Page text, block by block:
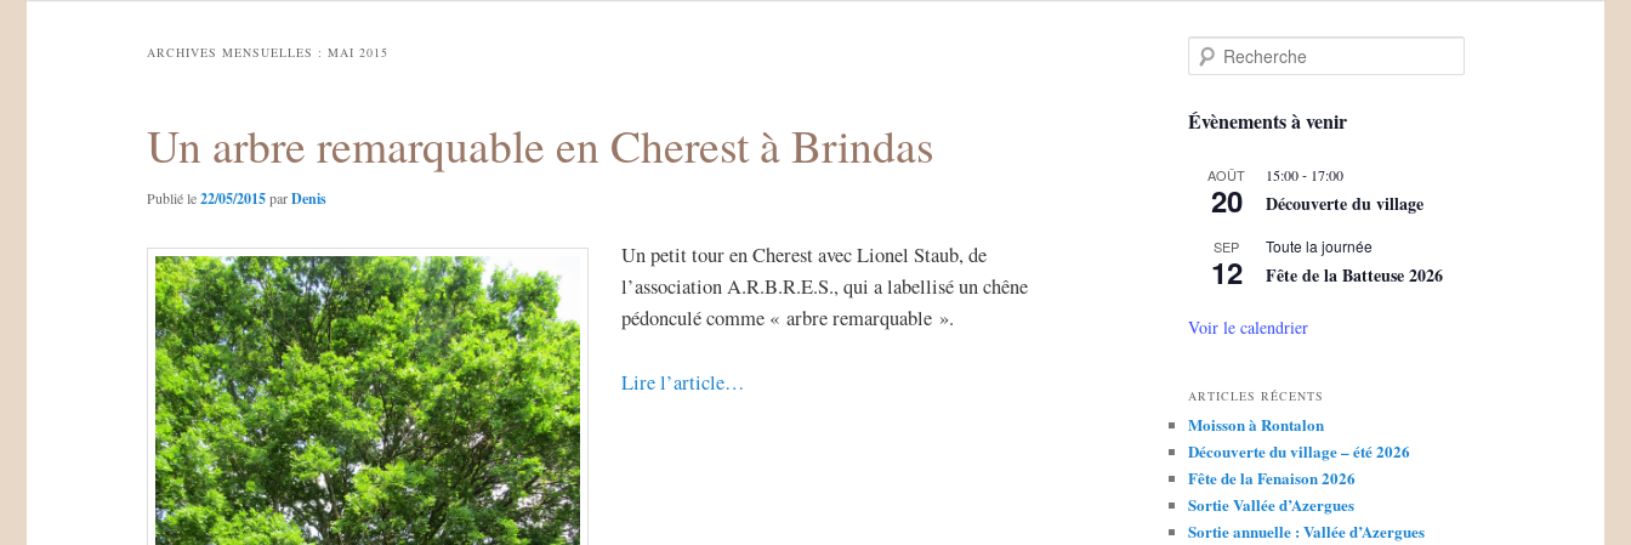
principal
secondaire
ARCHIVES MENSUELLES : MAI 2015
Un arbre remarquable en Cherest à Brindas
Publié le22/05/2015 parDenis
Un petit tour en Cherest avec Lionel Staub, de
l’association A.R.B.R.E.S., qui a labellisé un chêne
pédonculé comme « arbre remarquable ».
Lire l’article…
e
h
Évènements à venir
AOÛT
20
15:00- 17:00
Découverte du village
SEP
12
Toute la journée
Fête de la Batteuse 2026
Voir le calendrier
ARTICLES RÉCENTS
Moisson à Rontalon
Découverte du village – été 2026
Fête de la Fenaison 2026
Sortie Vallée d’Azergues
Sortie annuelle : Vallée d’Azergues